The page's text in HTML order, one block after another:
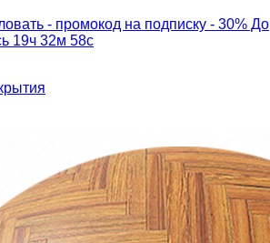
- промокод на подписку - 30% До
19ч 32м 57с